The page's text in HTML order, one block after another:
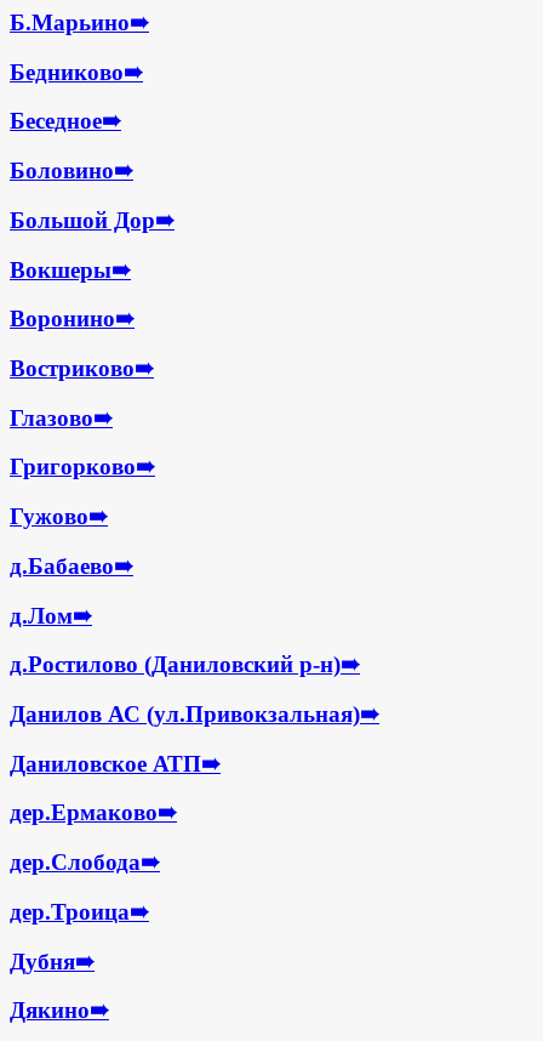
Б.Марьино➠
Бедниково➠
Беседное➠
Боловино➠
Большой Дор➠
Вокшеры➠
Воронино➠
Востриково➠
Глазово➠
Григорково➠
Гужово➠
д.Бабаево➠
д.Лом➠
д.Ростилово (Даниловский р-н)➠
Данилов АС (ул.Привокзальная)➠
Даниловское АТП➠
дер.Ермаково➠
дер.Слобода➠
дер.Троица➠
Дубня➠
Дякино➠